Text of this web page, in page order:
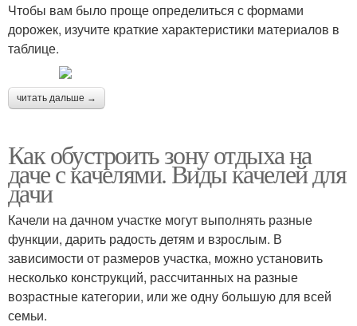
Чтобы вам было проще определиться с формами
дорожек, изучите краткие характеристики материалов в
таблице.
читать дальше →
Как обустроить зону отдыха на
даче с качелями. Виды качелей для
дачи
Качели на дачном участке могут выполнять разные
функции, дарить радость детям и взрослым. В
зависимости от размеров участка, можно установить
несколько конструкций, рассчитанных на разные
возрастные категории, или же одну большую для всей
семьи.